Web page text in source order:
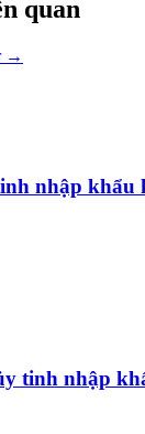
quan
→
nhập khẩu
tinh nhập